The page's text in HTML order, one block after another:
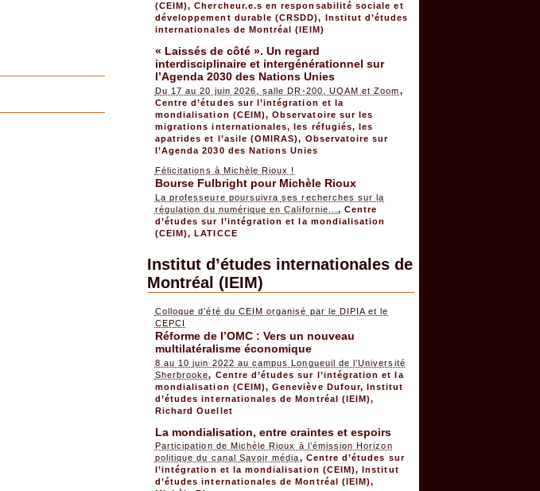
(CEIM),Chercheur.e.s en responsabilité sociale et
développement durable (CRSDD),
Institut d’études
internationales de Montréal (IEIM)
« Laissés de côté ». Un regard
interdisciplinaire et intergénérationnel sur
l’Agenda 2030 des Nations Unies
Du 17 au 20 juin 2026, salle DR-200, UQAM et Zoom,
Centre d’études sur l’intégration et la
mondialisation (CEIM),Observatoire sur les
migrations internationales, les réfugiés, les
apatrides et l’asile (OMIRAS), Observatoire sur
l’Agenda 2030 des Nations Unies
Félicitations à Michèle Rioux !
Bourse Fulbright pour Michèle Rioux
La professeure poursuivra ses recherches sur la
régulation du numérique en Californie...,Centre
d’études sur l’intégration et la mondialisation
(CEIM),LATICCE
Institut d’études internationales de
Montréal (IEIM)
Colloque d’été du CEIM organisé par le DIPIA et le
CEPCI
Réforme de l’OMC : Vers un nouveau
multilatéralisme économique
8 au 10 juin 2022 au campus Longueuil de l’Université
Sherbrooke, Centre d’études sur l’intégration et la
mondialisation (CEIM),Geneviève Dufour,Institut
d’études internationales de Montréal (IEIM),
Richard Ouellet
La mondialisation, entre craintes et espoirs
Participation de Michèle Rioux à l’émission Horizon
politique du canal Savoir média, Centre d’études sur
l’intégration et la mondialisation (CEIM),Institut
d’études internationales de Montréal (IEIM),